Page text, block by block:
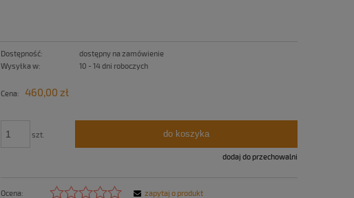
Dostępność:
dostępny na zamówienie
Wysyłka w:
10 - 14 dni roboczych
Cena: 460,00 zł
szt. do koszyka
dodaj do przechowalni
Ocena:
zapytaj o produkt